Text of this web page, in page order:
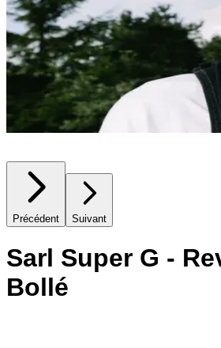
Précédent Suivant
Sarl Super G -
Bollé